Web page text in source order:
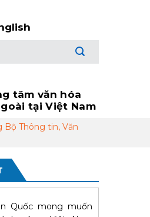
tâm văn hóa
tại Việt Nam
Bộ Thông tin, Văn
Quốc mong muốn